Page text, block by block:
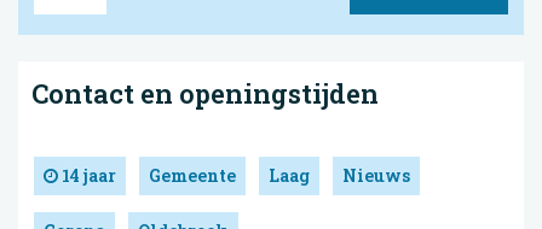
Contact en openingstijden
14 jaar Gemeente Laag Nieuws